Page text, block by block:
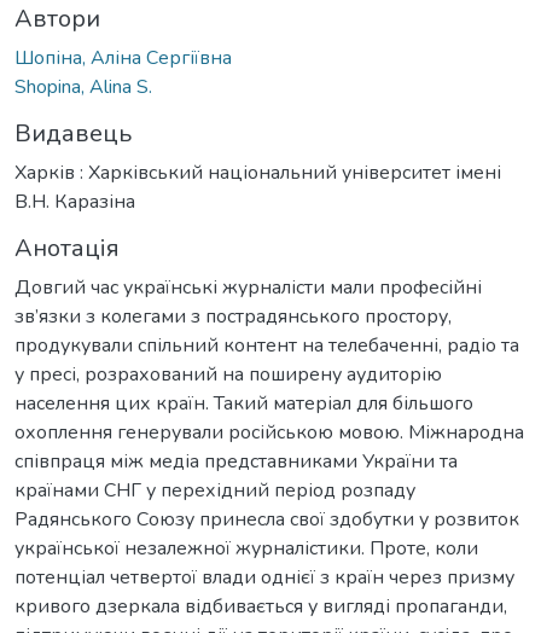
Автори
Шопіна, Аліна Сергіївна
Shopina, Alina S.
Видавець
Харків : Харківський національний університет імені
В.Н. Каразіна
Анотація
Довгий час українські журналісти мали професійні
зв’язки з колегами з пострадянського простору,
продукували спільний контент на телебаченні, радіо та
у пресі, розрахований на поширену аудиторію
населення цих країн. Такий матеріал для більшого
охоплення генерували російською мовою. Міжнародна
співпраця між медіа представниками України та
країнами СНГ у перехідний період розпаду
Радянського Союзу принесла свої здобутки у розвиток
української незалежної журналістики. Проте, коли
потенціал четвертої влади однієї з країн через призму
кривого дзеркала відбивається у вигляді пропаганди,